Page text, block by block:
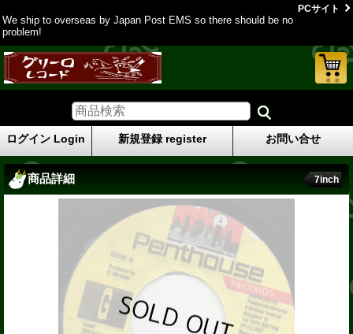
We ship to overseas by Japan Post EMS so there should be no
problem!
PCサイト
ログイン Login 新規登録 register お問い合せ
商品詳細 7inch